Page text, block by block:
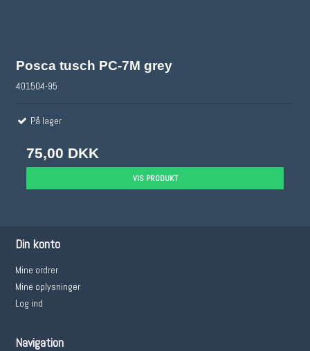
Posca tusch PC-7M grey
401504-95
På lager
75,00 DKK
VIS PRODUKT
Din konto
Mine ordrer
Mine oplysninger
Log ind
Navigation